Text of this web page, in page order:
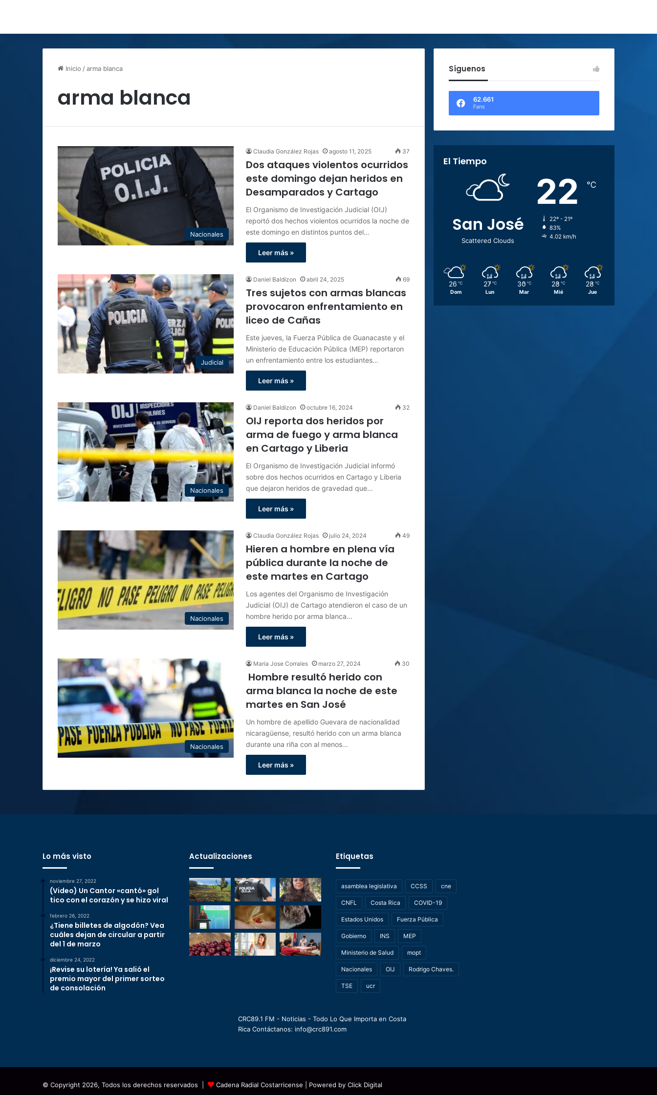
Inicio /arma blanca
arma blanca
Nacionales
Claudia González Rojas agosto 11, 2025 37
Dos ataques violentos ocurridos
este domingo dejan heridos en
Desamparados y Cartago
El Organismo de Investigación Judicial (OIJ)
reportó dos hechos violentos ocurridos la noche de
este domingo en distintos puntos del…
Leer más »
Judicial
Daniel Baldizon abril 24, 2025 69
Tres sujetos con armas blancas
provocaron enfrentamiento en
liceo de Cañas
Este jueves, la Fuerza Pública de Guanacaste y el
Ministerio de Educación Pública (MEP) reportaron
un enfrentamiento entre los estudiantes…
Leer más »
Nacionales
Daniel Baldizon octubre 16, 2024 32
OIJ reporta dos heridos por
arma de fuego y arma blanca
en Cartago y Liberia
El Organismo de Investigación Judicial informó
sobre dos hechos ocurridos en Cartago y Liberia
que dejaron heridos de gravedad que…
Leer más »
Nacionales
Claudia González Rojas julio 24, 2024 49
Hieren a hombre en plena vía
pública durante la noche de
este martes en Cartago
Los agentes del Organismo de Investigación
Judicial (OIJ) de Cartago atendieron el caso de un
hombre herido por arma blanca…
Leer más »
Nacionales
Maria Jose Corrales marzo 27, 2024 30
Hombre resultó herido con
arma blanca la noche de este
martes en San José
Un hombre de apellido Guevara de nacionalidad
nicaragüense, resultó herido con un arma blanca
durante una riña con al menos…
Leer más »
Síguenos
62.661
Fans
El Tiempo
San José
Scattered Clouds
22 ℃
22º - 21º
83%
4.02 km/h
26 ℃
Dom
27 ℃
Lun
30 ℃
Mar
28 ℃
Mié
28 ℃
Jue
Lo más visto
noviembre 27, 2022
(Video) Un Cantor «cantó» gol
tico con el corazón y se hizo viral
febrero 26, 2022
¿Tiene billetes de algodón? Vea
cuáles dejan de circular a partir
del 1 de marzo
diciembre 24, 2022
¡Revise su lotería! Ya salió el
premio mayor del primer sorteo
de consolación
Actualizaciones Etiquetas
asamblea legislativa CCSS cne
CNFL Costa Rica COVID-19
Estados Unidos Fuerza Pública
Gobierno INS MEP
Ministerio de Salud mopt
Nacionales OIJ Rodrigo Chaves.
TSE ucr
CRC89.1 FM - Noticias - Todo Lo Que Importa en Costa
Rica Contáctanos: info@crc891.com
© Copyright 2026, Todos los derechos reservados | Cadena Radial Costarricense | Powered by Click Digital